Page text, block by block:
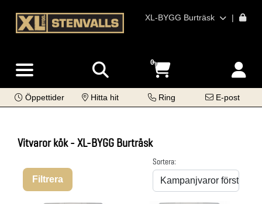
XL-BYGG Burträsk |
0
Öppettider Hitta hit Ring E-post
Vitvaror kök - XL-BYGG Burträsk
Filtrera
Sortera: